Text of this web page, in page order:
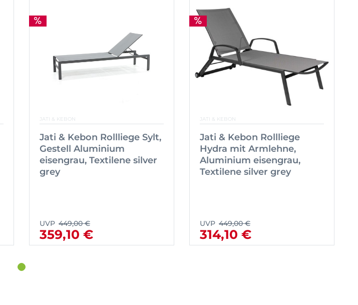
JATI & KEBON
Jati & Kebon Rollliege Sylt,
Gestell Aluminium
eisengrau, Textilene silver
grey
UVP 449,00 €
359,10 €
JATI & KEBON
Jati & Kebon Rollliege
Hydra mit Armlehne,
Aluminium eisengrau,
Textilene silver grey
UVP 449,00 €
314,10 €